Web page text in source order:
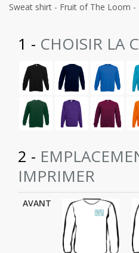
Sweat shirt - Fruit of The Loom -
1 - CHOISIR LA
2 -
IMPRIMER
AVANT